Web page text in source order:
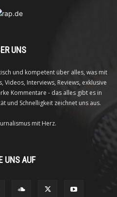
UNS
und kompetent über alles, was mit
Videos, Interviews, Reviews, exklusive
Kommentare - das alles gibt es in
und Schnelligkeit zeichnet uns aus.
mit Herz.
UNS AUF